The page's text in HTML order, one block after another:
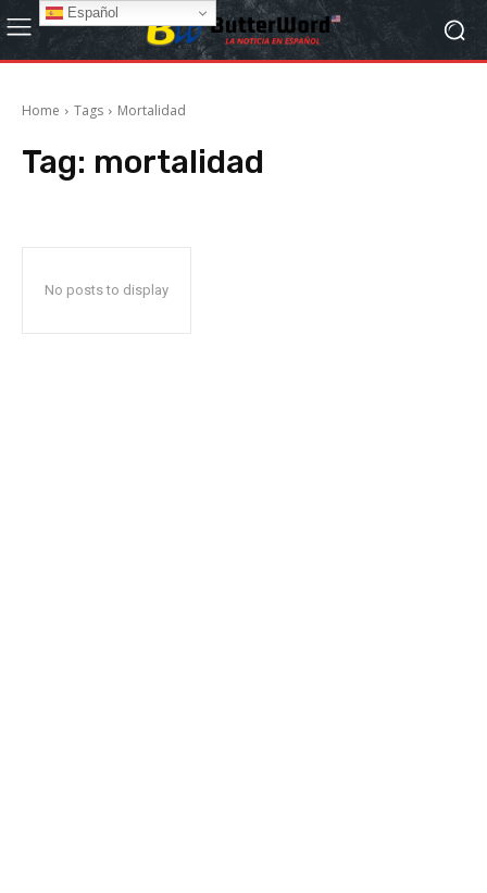
Home Tags Mortalidad
Tag: mortalidad
No posts to display
Español